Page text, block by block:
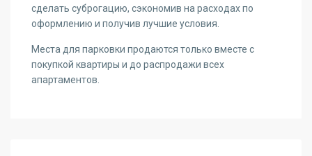
сделать суброгацию, сэкономив на расходах по
оформлению и получив лучшие условия.
Места для парковки продаются только вместе с
покупкой квартиры и до распродажи всех
апартаментов.